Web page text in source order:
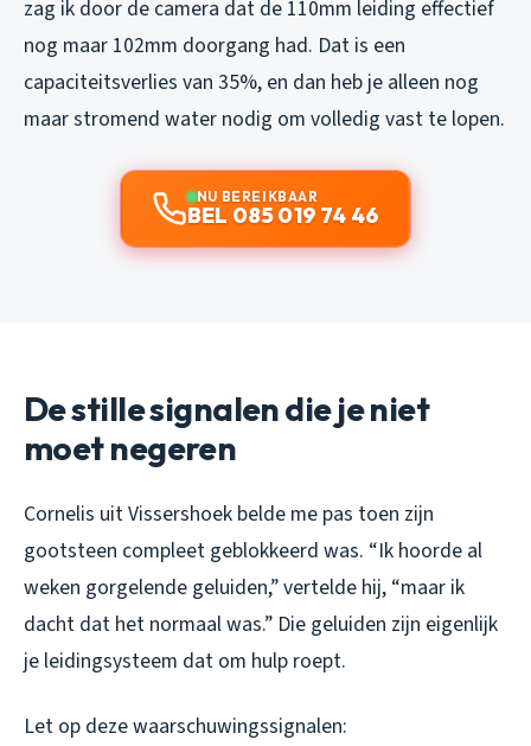
zag ik door de camera dat de 110mm leiding effectief
nog maar 102mm doorgang had. Dat is een
capaciteitsverlies van 35%, en dan heb je alleen nog
maar stromend water nodig om volledig vast te lopen.
NU BEREIKBAAR
BEL 085 019 74 46
De stille signalen die je niet
moet negeren
Cornelis uit Vissershoek belde me pas toen zijn
gootsteen compleet geblokkeerd was. “Ik hoorde al
weken gorgelende geluiden,” vertelde hij, “maar ik
dacht dat het normaal was.” Die geluiden zijn eigenlijk
je leidingsysteem dat om hulp roept.
Let op deze waarschuwingssignalen: